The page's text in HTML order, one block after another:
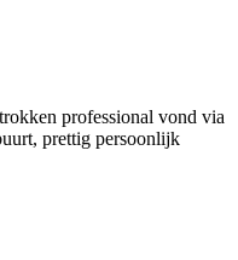
professional vond via
prettig persoonlijk